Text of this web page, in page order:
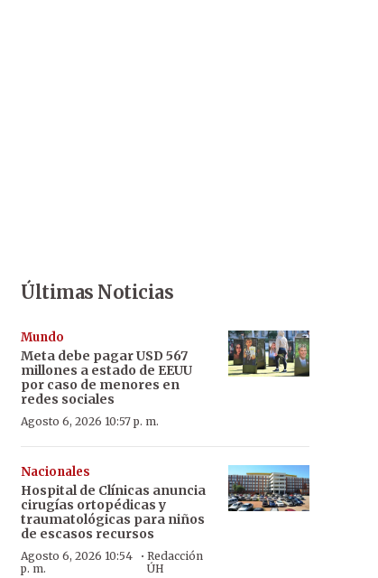
Últimas Noticias
Mundo
Meta debe pagar USD 567
millones a estado de EEUU
por caso de menores en
redes sociales
Agosto 6, 2026 10:57 p. m.
Nacionales
Hospital de Clínicas anuncia
cirugías ortopédicas y
traumatológicas para niños
de escasos recursos
Agosto 6, 2026 10:54
p. m.
· Redacción
ÚH